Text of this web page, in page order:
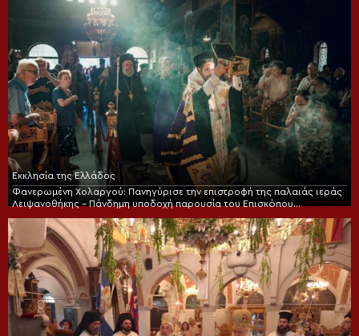
Εκκλησία της Ελλάδος
Φανερωμένη Χολαργού: Πανηγύρισε την επιστροφή της παλαιάς ιεράς
Λειψανοθήκης – Πάνδημη υποδοχή παρουσία του Επισκόπου